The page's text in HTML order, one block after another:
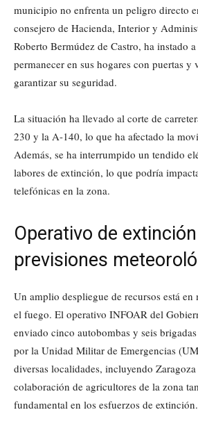
municipio no enfrenta un peligro directo
consejero de Hacienda, Interior y
Roberto Bermúdez de Castro, ha instado
permanecer en sus hogares con puertas y
garantizar su seguridad.
La situación ha llevado al corte de
230 y la A-140, lo que ha afectado la
Además, se ha interrumpido un tendido
labores de extinción, lo que podría
telefónicas en la zona.
Operativo de
previsiones
Un amplio despliegue de recursos está
el fuego. El operativo INFOAR del
enviado cinco autobombas y seis
por la Unidad Militar de Emergencias
diversas localidades, incluyendo
colaboración de agricultores de la zona
fundamental en los esfuerzos de extinción.